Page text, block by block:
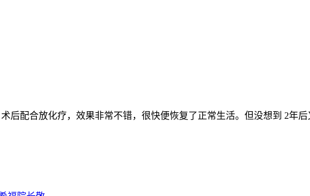
后配合放化疗，效果非常不错，很快便恢复了正常生活。但没想到 2年